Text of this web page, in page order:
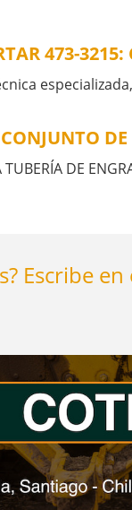
473-
TUBERÍA DE
Escribe